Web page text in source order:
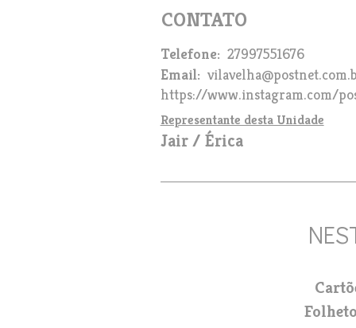
Telefone
27997551676
Email
https://www.instagram.com/
Representante desta Unidade
Jair / Érica